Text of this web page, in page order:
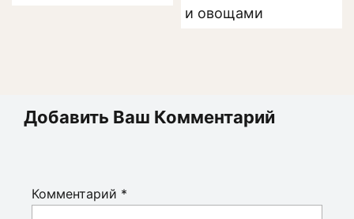
и овощами
Добавить Ваш Комментарий
Комментарий *